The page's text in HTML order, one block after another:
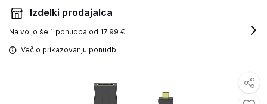
Izdelki prodajalca
Na voljo še 1 ponudba od 17.99 €
Več o prikazovanju ponudb